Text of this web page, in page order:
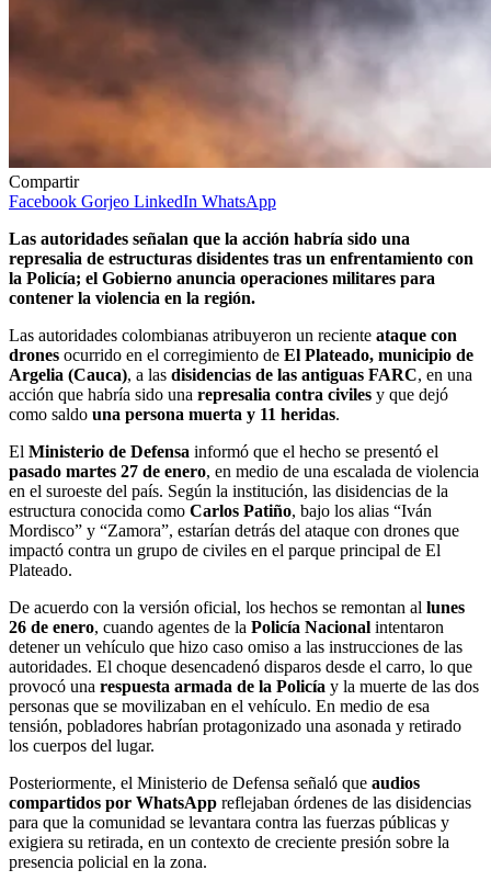
Compartir
Facebook Gorjeo LinkedIn WhatsApp
Las autoridades señalan que la acción habría sido una
represalia de estructuras disidentes tras un enfrentamiento con
la Policía; el Gobierno anuncia operaciones militares para
contener la violencia en la región.
Las autoridades colombianas atribuyeron un reciente ataque con
drones ocurrido en el corregimiento de El Plateado, municipio de
Argelia (Cauca), a las disidencias de las antiguas FARC, en una
acción que habría sido una represalia contra civiles y que dejó
como saldo una persona muerta y 11 heridas.
El Ministerio de Defensa informó que el hecho se presentó el
pasado martes 27 de enero, en medio de una escalada de violencia
en el suroeste del país. Según la institución, las disidencias de la
estructura conocida como Carlos Patiño, bajo los alias “Iván
Mordisco” y “Zamora”, estarían detrás del ataque con drones que
impactó contra un grupo de civiles en el parque principal de El
Plateado.
De acuerdo con la versión oficial, los hechos se remontan al lunes
26 de enero, cuando agentes de la Policía Nacional intentaron
detener un vehículo que hizo caso omiso a las instrucciones de las
autoridades. El choque desencadenó disparos desde el carro, lo que
provocó una respuesta armada de la Policía y la muerte de las dos
personas que se movilizaban en el vehículo. En medio de esa
tensión, pobladores habrían protagonizado una asonada y retirado
los cuerpos del lugar.
Posteriormente, el Ministerio de Defensa señaló que audios
compartidos por WhatsApp reflejaban órdenes de las disidencias
para que la comunidad se levantara contra las fuerzas públicas y
exigiera su retirada, en un contexto de creciente presión sobre la
presencia policial en la zona.